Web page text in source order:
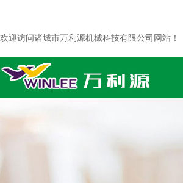
欢迎访问诸城市万利源机械科技有限公司网站！